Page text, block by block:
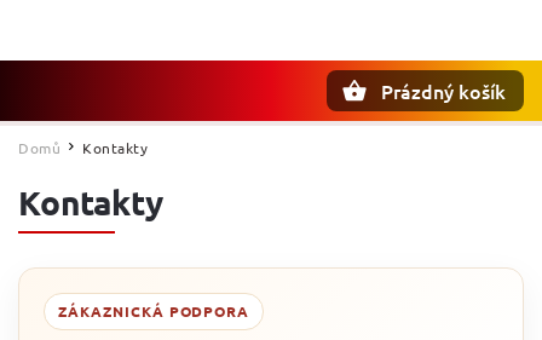
Prázdný košík
Domů / Kontakty
Kontakty
ZÁKAZNICKÁ PODPORA